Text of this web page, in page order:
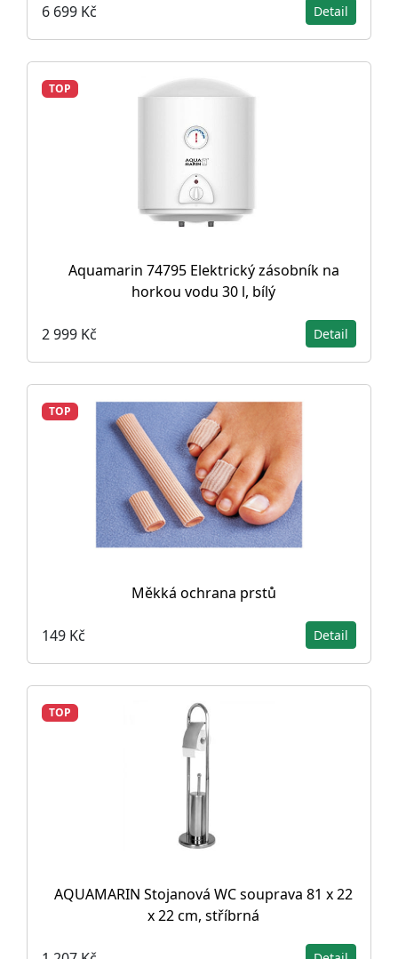
6 699 Kč Detail
TOP
Aquamarin 74795 Elektrický zásobník na
horkou vodu 30 l, bílý
2 999 Kč Detail
TOP
Měkká ochrana prstů
149 Kč Detail
TOP
AQUAMARIN Stojanová WC souprava 81 x 22
x 22 cm, stříbrná